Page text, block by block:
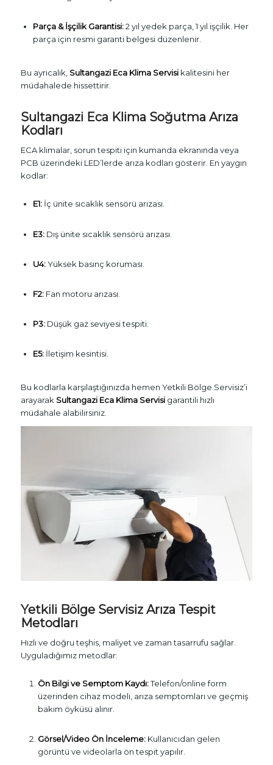
Parça & İşçilik Garantisi:2 yıl yedek parça, 1 yıl işçilik. Her
parça için resmi garanti belgesi düzenlenir.
Bu ayrıcalık, Sultangazi Eca Klima Servisikalitesini her
müdahalede hissettirir.
Sultangazi Eca Klima Soğutma Arıza
Kodları
ECA klimalar, sorun tespiti için kumanda ekranında veya
PCB üzerindeki LED’lerde arıza kodları gösterir. En yaygın
kodlar:
E1:İç ünite sıcaklık sensörü arızası.
E3:Dış ünite sıcaklık sensörü arızası.
U4:Yüksek basınç koruması.
F2:Fan motoru arızası.
P3:Düşük gaz seviyesi tespiti.
E5:İletişim kesintisi.
Bu kodlarla karşılaştığınızda hemen Yetkili Bölge Servisiz’i
arayarak Sultangazi Eca Klima Servisigarantili hızlı
müdahale alabilirsiniz.
Yetkili Bölge Servisiz Arıza Tespit
Metodları
Hızlı ve doğru teşhis, maliyet ve zaman tasarrufu sağlar.
Uyguladığımız metodlar:
Ön Bilgi ve Semptom Kaydı:Telefon/online form
üzerinden cihaz modeli, arıza semptomları ve geçmiş
bakım öyküsü alınır.
Görsel/Video Ön İnceleme:Kullanıcıdan gelen
görüntü ve videolarla ön tespit yapılır.